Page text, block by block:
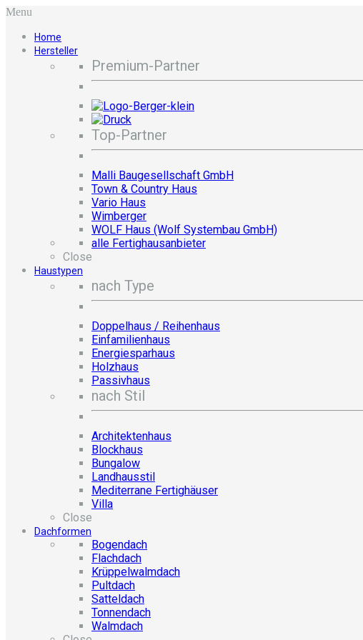
Menu
Home
Hersteller
Premium-Partner
Top-Partner
Malli Baugesellschaft GmbH
Town & Country Haus
Vario Haus
Wimberger
WOLF Haus (Wolf Systembau GmbH)
alle Fertighausanbieter
Close
Haustypen
nach Type
Doppelhaus / Reihenhaus
Einfamilienhaus
Energiesparhaus
Holzhaus
Passivhaus
nach Stil
Architektenhaus
Blockhaus
Bungalow
Landhausstil
Mediterrane Fertighäuser
Villa
Close
Dachformen
Bogendach
Flachdach
Krüppelwalmdach
Pultdach
Satteldach
Tonnendach
Walmdach